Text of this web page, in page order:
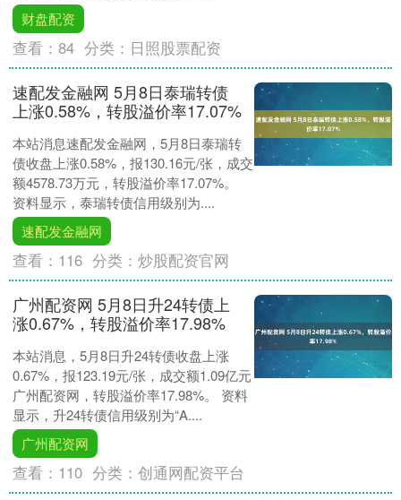
财盘配资
查看：84 分类： 日照股票配资
速配发金融网 5月8日泰瑞转债
上涨0.58%，转股溢价率17.07%
本站消息速配发金融网，5月8日泰瑞转
债收盘上涨0.58%，报130.16元/张，成交
额4578.73万元，转股溢价率17.07%。
资料显示，泰瑞转债信用级别为....
速配发金融网
查看： 116 分类：炒股配资官网
广州配资网 5月8日升24转债上
涨0.67%，转股溢价率17.98%
本站消息，5月8日升24转债收盘上涨
0.67%，报123.19元/张，成交额1.09亿元
广州配资网，转股溢价率17.98%。 资料
显示，升24转债信用级别为“A....
广州配资网
查看： 110 分类：创通网配资平台